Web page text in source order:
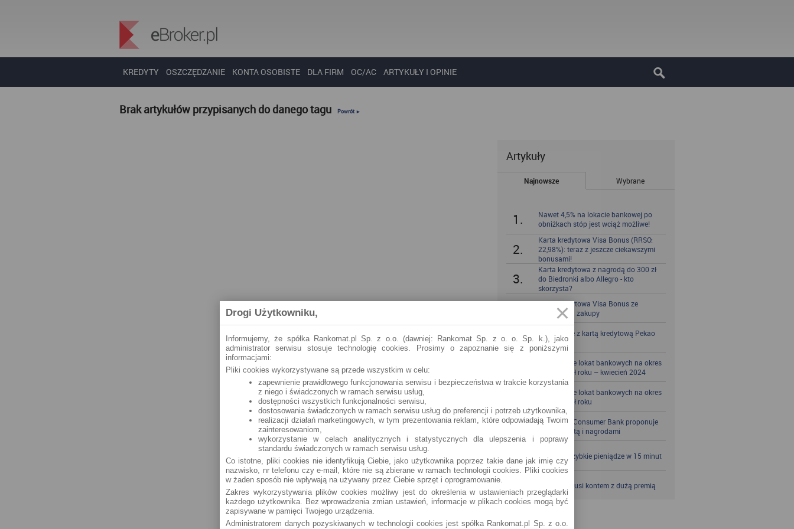
KREDYTY OSZCZĘDZANIE KONTA OSOBISTE DLA FIRM OC/AC ARTYKUŁY I OPINIE
Brak artykułów przypisanych do danego tagu Powrót ►
Artykuły
Najnowsze Wybrane
1.
Nawet 4,5% na lokacie bankowej po
obniżkach stóp jest wciąż możliwe!
2.
Karta kredytowa Visa Bonus (RRSO:
22,98%): teraz z jeszcze ciekawszymi
bonusami!
3.
Karta kredytowa z nagrodą do 300 zł
do Biedronki albo Allegro - kto
skorzysta?
Karta kredytowa Visa Bonus ze
zwrotem za zakupy
5.
Zbieraj mile z kartą kredytową Pekao
S.A.
Porównanie lokat bankowych na okres
powyżej pół roku – kwiecień 2024
Porównanie lokat bankowych na okres
powyżej pół roku
8.
Santander Consumer Bank proponuje
jesień z kartą i nagrodami
9. SKOK po szybkie pieniądze w 15 minut
10. VeloBank kusi kontem z dużą premią
Drogi Użytkowniku,
Informujemy, że spółka Rankomat.pl Sp. z o.o. (dawniej: Rankomat Sp. z o. o. Sp. k.), jako
administrator serwisu stosuje technologię cookies. Prosimy o zapoznanie się z poniższymi
informacjami:
Pliki cookies wykorzystywane są przede wszystkim w celu:
zapewnienie prawidłowego funkcjonowania serwisu i bezpieczeństwa w trakcie korzystania
z niego i świadczonych w ramach serwisu usług,
dostępności wszystkich funkcjonalności serwisu,
dostosowania świadczonych w ramach serwisu usług do preferencji i potrzeb użytkownika,
realizacji działań marketingowych, w tym prezentowania reklam, które odpowiadają Twoim
zainteresowaniom,
wykorzystanie w celach analitycznych i statystycznych dla ulepszenia i poprawy
standardu świadczonych w ramach serwisu usług.
Co istotne, pliki cookies nie identyfikują Ciebie, jako użytkownika poprzez takie dane jak imię czy
nazwisko, nr telefonu czy e-mail, które nie są zbierane w ramach technologii cookies. Pliki cookies
w żaden sposób nie wpływają na używany przez Ciebie sprzęt i oprogramowanie.
Zakres wykorzystywania plików cookies możliwy jest do określenia w ustawieniach przeglądarki
każdego użytkownika. Bez wprowadzenia zmian ustawień, informacje w plikach cookies mogą być
zapisywane w pamięci Twojego urządzenia.
Administratorem danych pozyskiwanych w technologii cookies jest spółka Rankomat.pl Sp. z o.o.